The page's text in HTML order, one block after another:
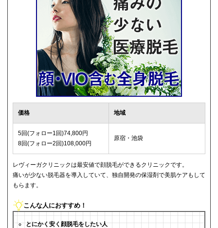
価格 地域
5回(フォロー1回)74,800円
8回(フォロー2回)108,000円
原宿・池袋
レヴィーガクリニックは最安値で顔脱毛ができるクリニックです。
痛いが少ない脱毛器を導入していて、独自開発の保湿剤で美肌ケアもして
もらます。
こんな人におすすめ！
とにかく安く顔脱毛をしたい人